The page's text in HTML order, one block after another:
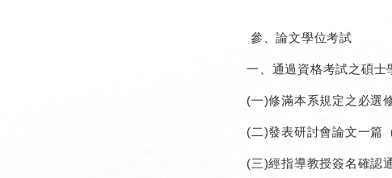
參、論文學位考試
一、通過資格考試之碩士
(一)修滿本系規定之必選
(二)發表研討會論文一篇
(三)經指導教授簽名確認